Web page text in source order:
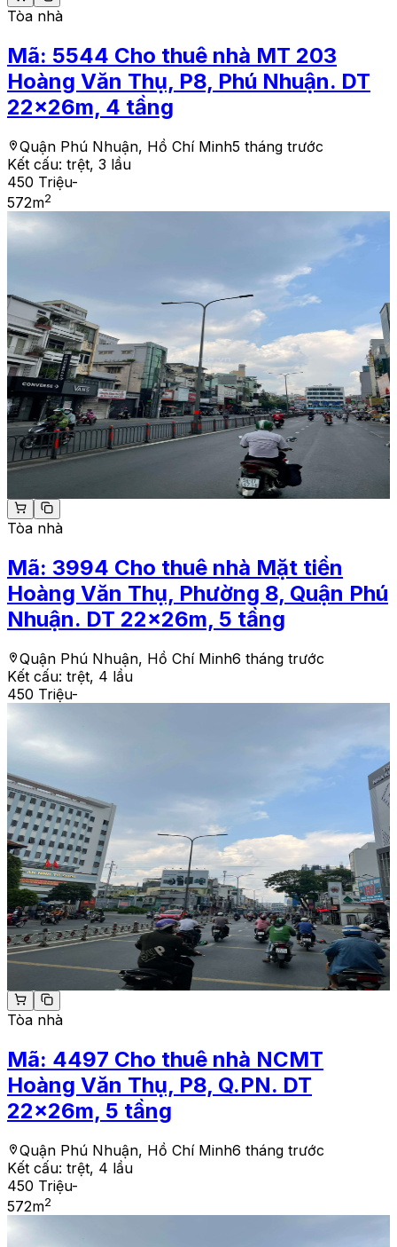
Tòa nhà
Mã: 5544 Cho thuê nhà MT 203
Hoàng Văn Thụ, P8, Phú Nhuận. DT
22x26m, 4 tầng
Quận Phú Nhuận, Hồ Chí Minh5 tháng trước
Kết cấu: trệt, 3 lầu
450 Triệu-
572m2
Tòa nhà
Mã: 3994 Cho thuê nhà Mặt tiền
Hoàng Văn Thụ, Phường 8, Quận Phú
Nhuận. DT 22x26m, 5 tầng
Quận Phú Nhuận, Hồ Chí Minh6 tháng trước
Kết cấu: trệt, 4 lầu
450 Triệu-
Tòa nhà
Mã: 4497 Cho thuê nhà NCMT
Hoàng Văn Thụ, P8, Q.PN. DT
22x26m, 5 tầng
Quận Phú Nhuận, Hồ Chí Minh6 tháng trước
Kết cấu: trệt, 4 lầu
450 Triệu-
572m2